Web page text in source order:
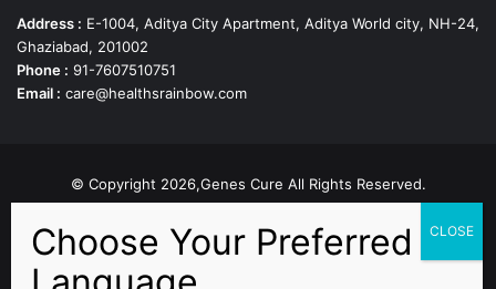
Address : E-1004, Aditya City Apartment, Aditya World city, NH-24,
Ghaziabad, 201002
Phone : 91-7607510751
Email : care@healthsrainbow.com
© Copyright 2026,Genes Cure All Rights Reserved.
Facebook
X